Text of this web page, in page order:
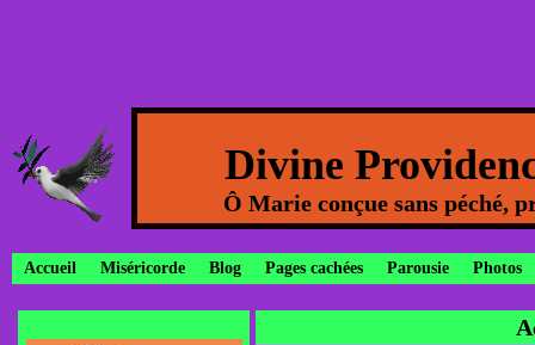
Divine
Ô Marie conçue sans péché,
Accueil Miséricorde Blog Pages cachées Parousie Photos